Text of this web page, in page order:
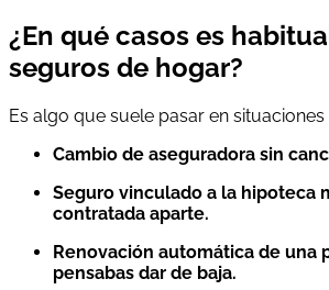
¿En qué casos es
seguros de hogar?
Es algo que suele pasar en
Cambio de aseguradora sin
Seguro vinculado a la hipoteca
contratada aparte.
Renovación automática de una
pensabas dar de baja.